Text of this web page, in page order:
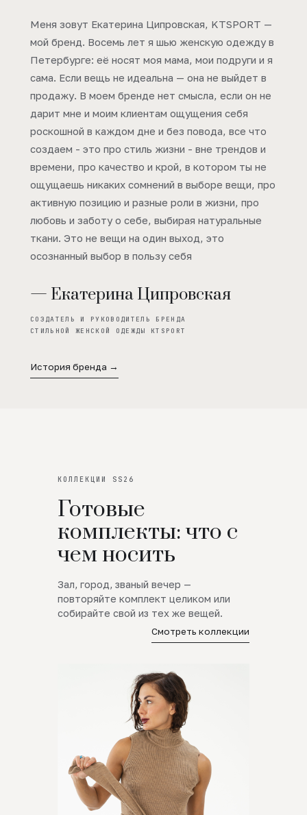
Меня зовут Екатерина Ципровская, KTSPORT —
мой бренд. Восемь лет я шью женскую одежду в
Петербурге: её носят моя мама, мои подруги и я
сама. Если вещь не идеальна — она не выйдет в
продажу. В моем бренде нет смысла, если он не
дарит мне и моим клиентам ощущения себя
роскошной в каждом дне и без повода, все что
создаем - это про стиль жизни - вне трендов и
времени, про качество и крой, в котором ты не
ощущаешь никаких сомнений в выборе вещи, про
активную позицию и разные роли в жизни, про
любовь и заботу о себе, выбирая натуральные
ткани. Это не вещи на один выход, это
осознанный выбор в пользу себя
— Екатерина Ципровская
СОЗДАТЕЛЬ И РУКОВОДИТЕЛЬ БРЕНДА
СТИЛЬНОЙ ЖЕНСКОЙ ОДЕЖДЫ KTSPORT
История бренда →
КОЛЛЕКЦИИ SS26
Готовые
комплекты: что с
чем носить
Зал, город, званый вечер —
повторяйте комплект целиком или
собирайте свой из тех же вещей.
Смотреть коллекции